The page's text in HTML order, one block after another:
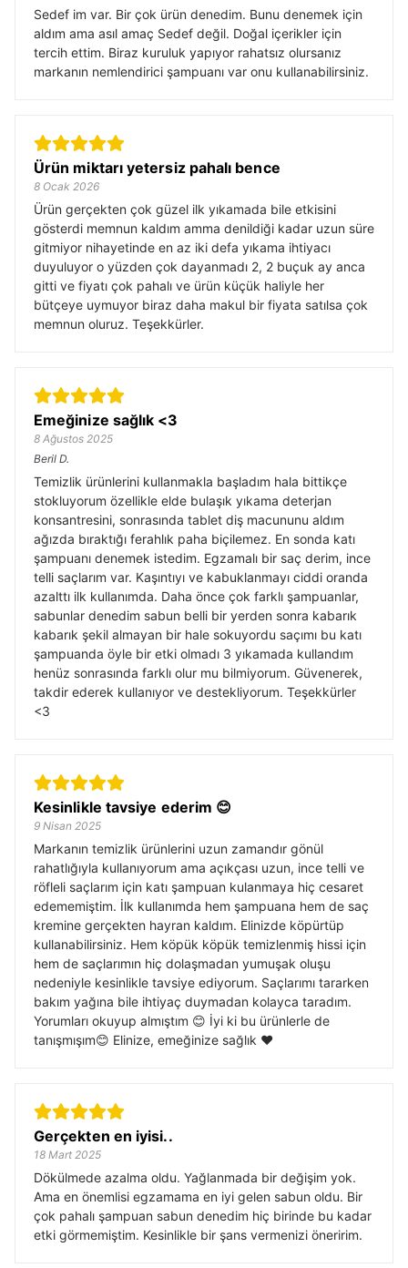
Sedef im var. Bir çok ürün denedim. Bunu denemek için
aldım ama asıl amaç Sedef değil. Doğal içerikler için
tercih ettim. Biraz kuruluk yapıyor rahatsız olursanız
markanın nemlendirici şampuanı var onu kullanabilirsiniz.
Ürün miktarı yetersiz pahalı bence
8 Ocak 2026
Ürün gerçekten çok güzel ilk yıkamada bile etkisini
gösterdi memnun kaldım amma denildiği kadar uzun süre
gitmiyor nihayetinde en az iki defa yıkama ihtiyacı
duyuluyor o yüzden çok dayanmadı 2, 2 buçuk ay anca
gitti ve fiyatı çok pahalı ve ürün küçük haliyle her
bütçeye uymuyor biraz daha makul bir fiyata satılsa çok
memnun oluruz. Teşekkürler.
Emeğinize sağlık <3
8 Ağustos 2025
Beril D.
Temizlik ürünlerini kullanmakla başladım hala bittikçe
stokluyorum özellikle elde bulaşık yıkama deterjan
konsantresini, sonrasında tablet diş macununu aldım
ağızda bıraktığı ferahlık paha biçilemez. En sonda katı
şampuanı denemek istedim. Egzamalı bir saç derim, ince
telli saçlarım var. Kaşıntıyı ve kabuklanmayı ciddi oranda
azalttı ilk kullanımda. Daha önce çok farklı şampuanlar,
sabunlar denedim sabun belli bir yerden sonra kabarık
kabarık şekil almayan bir hale sokuyordu saçımı bu katı
şampuanda öyle bir etki olmadı 3 yıkamada kullandım
henüz sonrasında farklı olur mu bilmiyorum. Güvenerek,
takdir ederek kullanıyor ve destekliyorum. Teşekkürler
<3
Kesinlikle tavsiye ederim 😊
9 Nisan 2025
Markanın temizlik ürünlerini uzun zamandır gönül
rahatlığıyla kullanıyorum ama açıkçası uzun, ince telli ve
röfleli saçlarım için katı şampuan kulanmaya hiç cesaret
edememiştim. İlk kullanımda hem şampuana hem de saç
kremine gerçekten hayran kaldım. Elinizde köpürtüp
kullanabilirsiniz. Hem köpük köpük temizlenmiş hissi için
hem de saçlarımın hiç dolaşmadan yumuşak oluşu
nedeniyle kesinlikle tavsiye ediyorum. Saçlarımı tararken
bakım yağına bile ihtiyaç duymadan kolayca taradım.
Yorumları okuyup almıştım 😊 İyi ki bu ürünlerle de
tanışmışım😊 Elinize, emeğinize sağlık ❤️
Gerçekten en iyisi..
18 Mart 2025
Dökülmede azalma oldu. Yağlanmada bir değişim yok.
Ama en önemlisi egzamama en iyi gelen sabun oldu. Bir
çok pahalı şampuan sabun denedim hiç birinde bu kadar
etki görmemiştim. Kesinlikle bir şans vermenizi öneririm.